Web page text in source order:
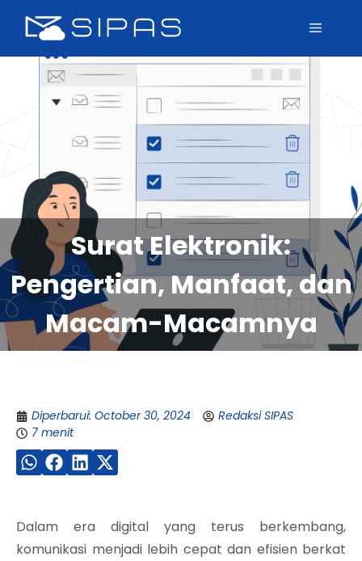
Surat Elektronik:
Pengertian, Manfaat, dan
Macam-Macamnya
Diperbarui: October 30, 2024
Redaksi SIPAS
7 menit
Dalam era digital yang terus berkembang,
komunikasi menjadi lebih cepat dan efisien berkat